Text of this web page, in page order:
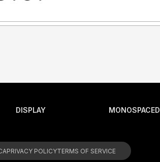
DISPLAY MONOSPACED
PRIVACY POLICYTERMS OF SERVICE